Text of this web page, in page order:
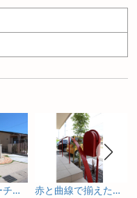
門柱とアプローチのレンガがアクセント 赤と曲線で揃えた手摺りとポスト